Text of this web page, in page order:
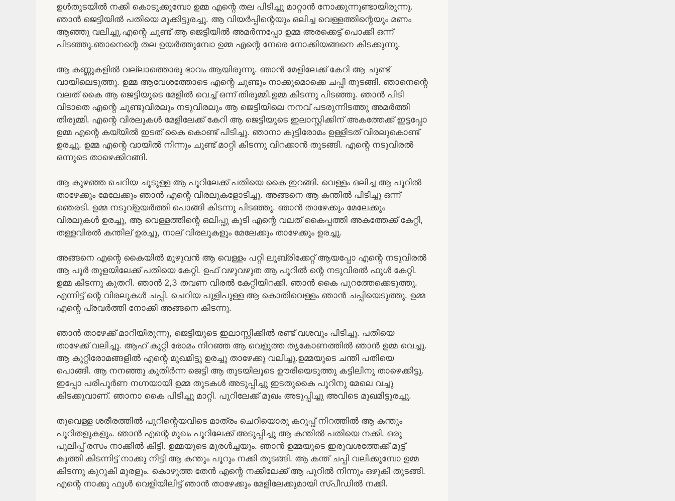
ഉൾതുടയിൽ നക്കി കൊടുക്കുമ്പോ ഉമ്മ എന്റെ തല പിടിച്ചു മാറ്റാൻ നോക്കുന്നുണ്ടായിരുന്നു.
ഞാൻ ജെട്ടിയിൽ പതിയെ മൂക്കിട്ടുരച്ചു. ആ വിയർപ്പിന്റെയും ഒലിച്ച വെള്ളത്തിന്റെയും മണം
ആഞ്ഞു വലിച്ചു.എന്റെ ചുണ്ട് ആ ജെട്ടിയിൽ അമർന്നപ്പോ ഉമ്മ അരക്കെട്ട് പൊക്കി ഒന്ന്
പിടഞ്ഞു.ഞാനെന്റെ തല ഉയർത്തുമ്പോ ഉമ്മ എന്റെ നേരെ നോക്കിയങ്ങനെ കിടക്കുന്നു.
ആ കണ്ണുകളിൽ വല്ലാത്തൊരു ഭാവം ആയിരുന്നു. ഞാൻ മേളിലേക്ക് കേറി ആ ചുണ്ട്
വായിലെടുത്തു. ഉമ്മ ആവേശത്തോടെ എന്റെ ചുണ്ടും നാക്കുമൊക്കെ ചപ്പി തുടങ്ങി. ഞാനെന്റെ
വലത് കൈ ആ ജെട്ടിയുടെ മേളിൽ വെച്ച് ഒന്ന് തിരുമ്മി.ഉമ്മ കിടന്നു പിടഞ്ഞു. ഞാൻ പിടി
വിടാതെ എന്റെ ചൂണ്ടുവിരലും നടുവിരലും ആ ജെട്ടിയിലെ നനവ് പടരുന്നിടത്തു അമർത്തി
തിരുമ്മി. എന്റെ വിരലുകൾ മേളിലേക്ക് കേറി ആ ജെട്ടിയുടെ ഇലാസ്റ്റിക്കിന് അകത്തേക്ക് ഇട്ടപ്പോ
ഉമ്മ എന്റെ കയ്യിൽ ഇടത് കൈ കൊണ്ട് പിടിച്ചു. ഞാനാ കുട്ടിരോമം ഉള്ളിടത് വിരലുകൊണ്ട്
ഉരച്ചു. ഉമ്മ എന്റെ വായിൽ നിന്നും ചുണ്ട് മാറ്റി കിടന്നു വിറക്കാൻ തുടങ്ങി. എന്റെ നടുവിരൽ
ഒന്നുടെ താഴെക്കിറങ്ങി.
ആ കുഴഞ്ഞ ചെറിയ ചൂടുള്ള ആ പൂറിലേക്ക് പതിയെ കൈ ഇറങ്ങി. വെള്ളം ഒലിച്ച ആ പൂറിൽ
താഴേക്കും മേലേക്കും ഞാൻ എന്റെ വിരലുകളോടിച്ചു. അങ്ങനെ ആ കന്തിൽ പിടിച്ചു ഒന്ന്
ഞെരടി. ഉമ്മ നടുവ്ഉയർത്തി പൊങ്ങി കിടന്നു പിടഞ്ഞു. ഞാൻ താഴേക്കും മേലേക്കും
വിരലുകൾ ഉരച്ചു, ആ വെള്ളത്തിന്റെ ഒലിപ്പു കൂടി എന്റെ വലത് കൈപ്പത്തി അകത്തേക്ക് കേറ്റി,
തള്ളവിരൽ കന്തില് ഉരച്ചു, നാല് വിരലുകളും മേലേക്കും താഴേക്കും ഉരച്ചു.
അങ്ങനെ എന്റെ കൈയിൽ മുഴുവൻ ആ വെള്ളം പറ്റി ലൂബ്രിക്കേറ്റ് ആയപ്പോ എന്റെ നടുവിരൽ
ആ പൂർ തുളയിലേക്ക് പതിയെ കേറ്റി. ഉഫ് വഴുവഴുത ആ പൂറിൽ ന്റെ നടുവിരൽ ഫുൾ കേറ്റി.
ഉമ്മ കിടന്നു കുതറി. ഞാൻ 2,3 തവണ വിരൽ കേറ്റിയിറക്കി. ഞാൻ കൈ പുറത്തേക്കെടുത്തു.
എന്നിട്ട് ന്റെ വിരലുകൾ ചപ്പി. ചെറിയ പുളിപുള്ള ആ കൊതിവെള്ളം ഞാൻ ചപ്പിയെടുത്തു. ഉമ്മ
എന്റെ പ്രവർത്തി നോക്കി അങ്ങനെ കിടന്നു.
ഞാൻ താഴേക്ക് മാറിയിരുന്നു, ജെട്ടിയുടെ ഇലാസ്റ്റിക്കിൽ രണ്ട് വശവും പിടിച്ചു. പതിയെ
താഴേക്ക് വലിച്ചു. ആഹ് കുറ്റി രോമം നിറഞ്ഞ ആ വെളുത്ത തൃകോണത്തിൽ ഞാൻ ഉമ്മ വെച്ചു.
ആ കുറ്റിരോമങ്ങളിൽ എന്റെ മുഖമിട്ടു ഉരച്ചു താഴേക്കു വലിച്ചു.ഉമ്മയുടെ ചന്തി പതിയെ
പൊങ്ങി. ആ നനഞ്ഞു കുതിർന്ന ജെട്ടി ആ തുടയിലൂടെ ഊരിയെടുത്തു കട്ടിലിനു താഴെക്കിട്ടു.
ഇപ്പോ പരിപൂർണ നഗ്നയായി ഉമ്മ തുടകൾ അടുപ്പിച്ചു ഇടതുകൈ പൂറിനു മേലെ വച്ചു
കിടക്കുവാണ്. ഞാനാ കൈ പിടിച്ചു മാറ്റി. പൂറിലേക്ക് മുഖം അടുപ്പിച്ചു അവിടെ മുഖമിട്ടുരച്ചു.
തൂവെള്ള ശരീരത്തിൽ പൂറിന്റെയവിടെ മാത്രം ചെറിയൊരു കറുപ്പ് നിറത്തിൽ ആ കന്തും
പൂറിതളുകളും. ഞാൻ എന്റെ മുഖം പൂറിലേക്ക് അടുപ്പിച്ചു ആ കന്തിൽ പതിയെ നക്കി. ഒരു
പുലിപ്പ് രസം നാക്കിൽ കിട്ടി. ഉമ്മയുടെ മുരൾച്ചയും. ഞാൻ ഉമ്മയുടെ ഇരുവശത്തേക്ക് മുട്ട്
കുത്തി കിടന്നിട്ട് നാക്കു നീട്ടി ആ കന്തും പൂറും നക്കി തുടങ്ങി. ആ കന്ത് ചപ്പി വലിക്കുമ്പോ ഉമ്മ
കിടന്നു കുറുകി മുരളും. കൊഴുത്ത തേൻ എന്റെ നക്കിലേക്ക് ആ പൂറിൽ നിന്നും ഒഴുകി തുടങ്ങി.
എന്റെ നാക്കു ഫുൾ വെളിയിലിട്ട് ഞാൻ താഴേക്കും മേളിലേക്കുമായി സ്പീഡിൽ നക്കി.